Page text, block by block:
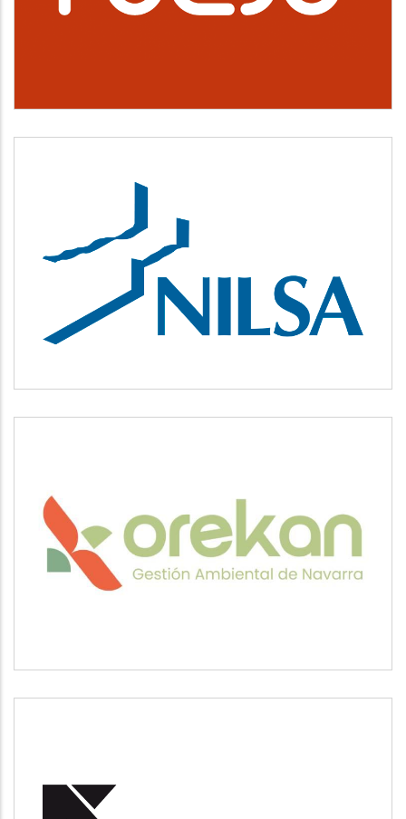
Cultura, deporte y ocio
NILSA
Medio ambiente
OREKAN
Medio ambiente